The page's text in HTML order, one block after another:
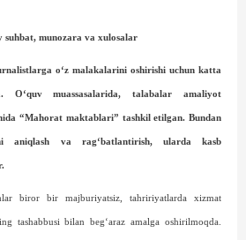
suhbat, munozara va xulosalar
o‘z malakalarini oshirishi uchun katta
O‘quv muassasalarida, talabalar amaliyot
“Mahorat maktablari” tashkil etilgan. Bundan
aniqlash va rag‘batlantirish, ularda kasb
biror bir majburiyatsiz, tahririyatlarda xizmat
tashabbusi bilan beg‘araz amalga oshirilmoqda.